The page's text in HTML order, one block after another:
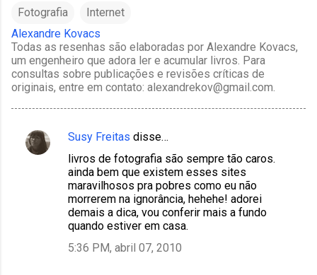
Fotografia
Internet
Alexandre Kovacs
Todas as resenhas são elaboradas por Alexandre Kovacs,
um engenheiro que adora ler e acumular livros. Para
consultas sobre publicações e revisões críticas de
originais, entre em contato: alexandrekov@gmail.com.
C
Susy Freitas disse…
livros de fotografia são sempre tão caros.
ainda bem que existem esses sites
maravilhosos pra pobres como eu não
morrerem na ignorância, hehehe! adorei
demais a dica, vou conferir mais a fundo
quando estiver em casa.
5:36 PM, abril 07, 2010